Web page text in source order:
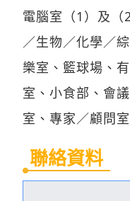
電腦室（1）及（
／生物／化學／
樂室、籃球場、
室、小食部、會
室、專家／顧問室
聯絡資料